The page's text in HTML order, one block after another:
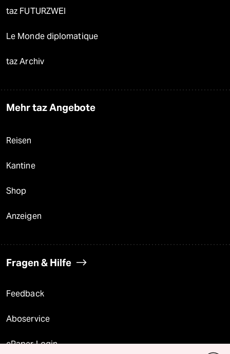
taz FUTURZWEI
Le Monde diplomatique
taz Archiv
Mehr taz Angebote
Reisen
Kantine
Shop
Anzeigen
Fragen & Hilfe
Feedback
Aboservice
ePaper Login